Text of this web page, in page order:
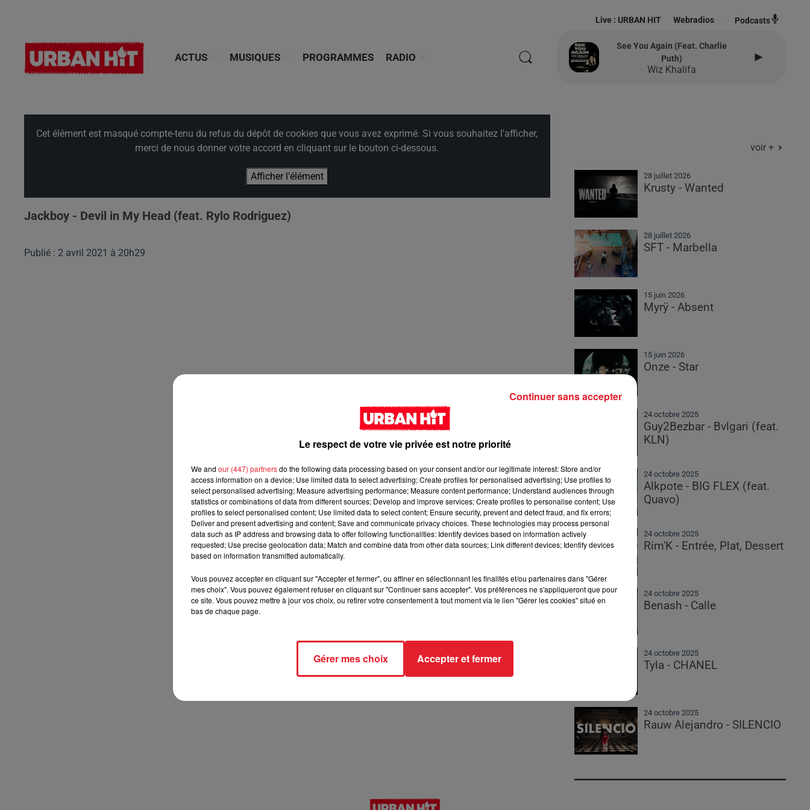
ACTUS MUSIQUES PROGRAMMES RADIO
Live : URBAN HIT Webradios Podcasts
See You Again (feat. Charlie
Puth)
Wiz Khalifa
Cet élément est masqué compte-tenu du refus du dépôt de cookies que vous avez exprimé. Si vous souhaitez l'afficher,
merci de nous donner votre accord en cliquant sur le bouton ci-dessous.
Afficher l'élément
Jackboy - Devil in My Head (feat. Rylo Rodriguez)
Publié : 2 avril 2021 à 20h29
voir +
28 juillet 2026
Krusty - Wanted
28 juillet 2026
SFT - Marbella
15 juin 2026
Myrÿ - Absent
15 juin 2026
Onze - Star
24 octobre 2025
Guy2Bezbar - Bvlgari (feat.
KLN)
24 octobre 2025
Alkpote - BIG FLEX (feat.
Quavo)
24 octobre 2025
Rim'K - Entrée, Plat, Dessert
24 octobre 2025
Benash - Calle
24 octobre 2025
Tyla - CHANEL
24 octobre 2025
Rauw Alejandro - SILENCIO
Le respect de votre vie privée est notre priorité
We and our (447) partnersdo the following data processing based on your consent and/or our legitimate interest: Store and/or
access information on a device; Use limited data to select advertising; Create profiles for personalised advertising; Use profiles to
select personalised advertising; Measure advertising performance; Measure content performance; Understand audiences through
statistics or combinations of data from different sources; Develop and improve services; Create profiles to personalise content; Use
profiles to select personalised content; Use limited data to select content; Ensure security, prevent and detect fraud, and fix errors;
Deliver and present advertising and content; Save and communicate privacy choices. These technologies may process personal
data such as IP address and browsing data to offer following functionalities: Identify devices based on information actively
requested; Use precise geolocation data; Match and combine data from other data sources; Link different devices; Identify devices
based on information transmitted automatically.
Vous pouvez accepter en cliquant sur "Accepter et fermer", ou affiner en sélectionnant les finalités et/ou partenaires dans "Gérer
mes choix". Vous pouvez également refuser en cliquant sur "Continuer sans accepter". Vos préférences ne s'appliqueront que pour
ce site. Vous pouvez mettre à jour vos choix, ou retirer votre consentement à tout moment via le lien "Gérer les cookies" situé en
bas de chaque page.
Gérer mes choix Accepter et fermer
Continuer sans accepter